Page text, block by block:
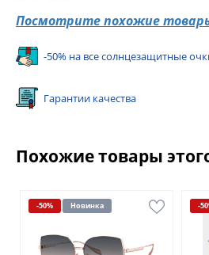
Посмотрите похожие
-50% на все солнцезащитные
Гарантии качества
Похожие товары
-50% Новинка -